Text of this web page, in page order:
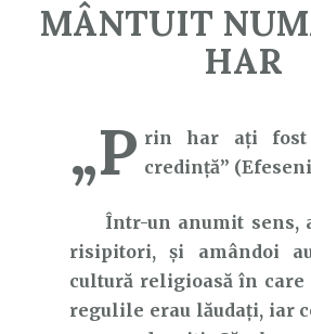
MÂNTUIT
HAR
„P rin har aţi fost
credinţă”
Într-un anumit sens,
risipitori, și amândoi
cultură religioasă în care
regulile erau lăudați, iar